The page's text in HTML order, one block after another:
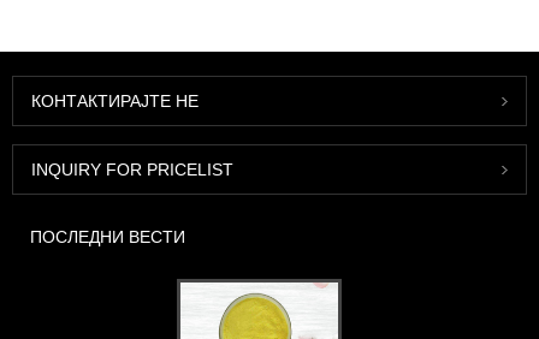
КОНТАКТИРАЈТЕ НЕ
INQUIRY FOR PRICELIST
ПОСЛЕДНИ ВЕСТИ